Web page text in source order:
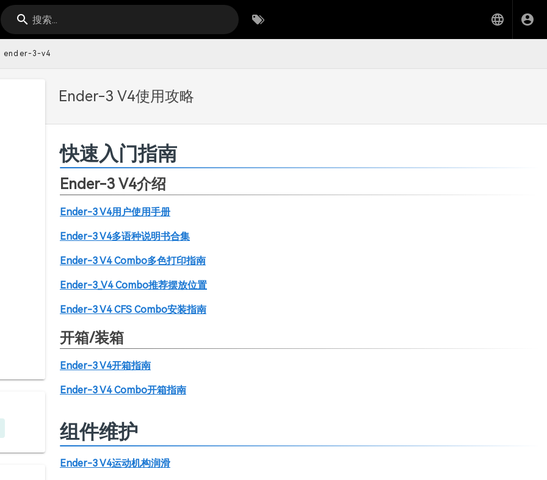
搜索...
ender-3-v4
Ender-3 V4使用攻略
快速入门指南
Ender-3 V4介绍
Ender-3 V4用户使用手册
Ender-3 V4多语种说明书合集
Ender-3 V4 Combo多色打印指南
Ender-3_V4 Combo推荐摆放位置
Ender-3 V4 CFS Combo安装指南
开箱/装箱
Ender-3 V4开箱指南
Ender-3 V4 Combo开箱指南
组件维护
Ender-3 V4运动机构润滑